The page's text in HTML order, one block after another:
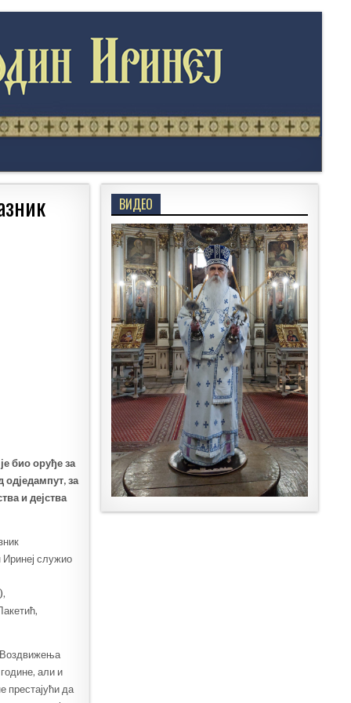
био оруђе за
за
и дејства
служио
Воздвижења
али и
престајући да
ВИДЕО